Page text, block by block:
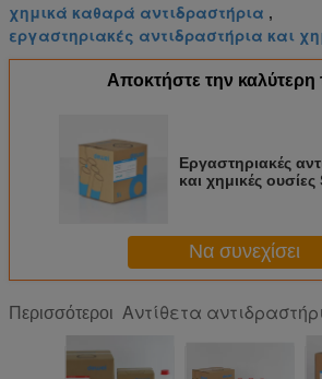
χημικά καθαρά αντιδραστήρια ,
εργαστηριακές αντιδραστήρια και
Αποκτήστε την καλύτερη
Εργαστηριακές
και χημικές
Να συνεχίσει
Περισσότεροι Αντίθετα